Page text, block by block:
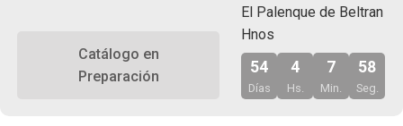
Catálogo en
Preparación
El Palenque de Beltran
Hnos
54
Días
4
Hs.
7
Min.
57
Seg.